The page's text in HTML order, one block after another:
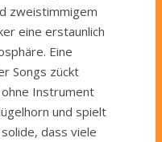
zweistimmigem
eine erstaunlich
Eine
Songs zückt
Instrument
und spielt
dass viele